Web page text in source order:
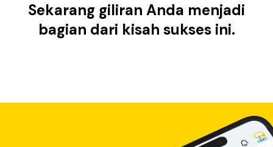
Sekarang giliran Anda menjadi
bagian dari kisah sukses ini.